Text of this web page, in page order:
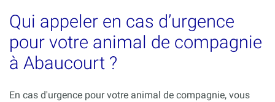
Qui appeler en cas d’urgence
pour votre animal de compagnie
à Abaucourt ?
En cas d'urgence pour votre animal de compagnie, vous